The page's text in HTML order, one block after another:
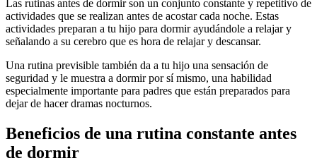
Las rutinas antes de dormir son un conjunto constante y repetitivo de
actividades que se realizan antes de acostar cada noche. Estas
actividades preparan a tu hijo para dormir ayudándole a relajar y
señalando a su cerebro que es hora de relajar y descansar.
Una rutina previsible también da a tu hijo una sensación de
seguridad y le muestra a dormir por sí mismo, una habilidad
especialmente importante para padres que están preparados para
dejar de hacer dramas nocturnos.
Beneficios de una rutina constante antes
de dormir